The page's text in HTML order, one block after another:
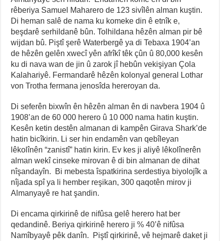
rêberiya Samuel Maharero de 123 sivîlên alman kuştin.
Di heman salê de nama ku komeke din ê etnîk e,
beşdarê serhildanê bûn. Tolhildana hêzên alman pir bê
wijdan bû. Piştî şerê Waterbergê ya di Tebaxa 1904’an
de hêzên gelên xwecî yên afrîkî têk çûn û 80,000 kesên
ku di nava wan de jin û zarok jî hebûn vekişiyan Çola
Kalahariyê. Fermandarê hêzên kolonyal general Lothar
von Trotha fermana jenosîda hereroyan da.
Di seferên bixwîn ên hêzên alman ên di navbera 1904 û
1908’an de 60 000 herero û 10 000 nama hatin kuştin.
Kesên ketin destên almanan di kampên Girava Shark’de
hatin bicîkirin. Li ser hin endamên van qebîleyan
lêkolînên “zanistî” hatin kirin. Ev kes ji aliyê lêkolînerên
alman wekî cinseke mirovan ê di bin almanan de dihat
nîşandayîn. Bi mebesta îspatkirina serdestiya biyolojîk a
nîjada spî ya li hember reşikan, 300 qaqotên mirov ji
Almanyayê re hat şandin.
Di encama qirkirinê de nifûsa gelê herero hat ber
qedandinê. Beriya qirkirinê herero ji % 40’ê nifûsa
Namîbyayê pêk danîn. Piştî qirkirinê, vê hejmarê daket ji